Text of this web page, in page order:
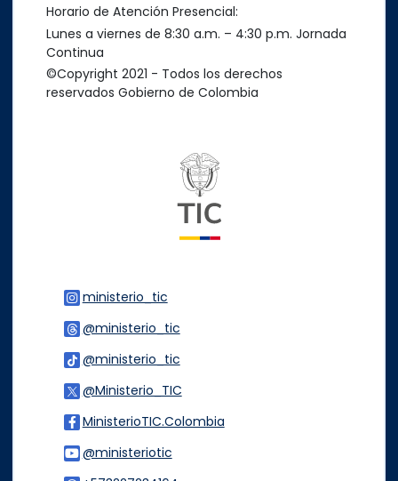
Horario de Atención Presencial:
Lunes a viernes de 8:30 a.m. – 4:30 p.m. Jornada
Continua
©Copyright 2021 - Todos los derechos
reservados Gobierno de Colombia
ministerio_tic
@ministerio_tic
@ministerio_tic
@Ministerio_TIC
MinisterioTIC.Colombia
@ministeriotic